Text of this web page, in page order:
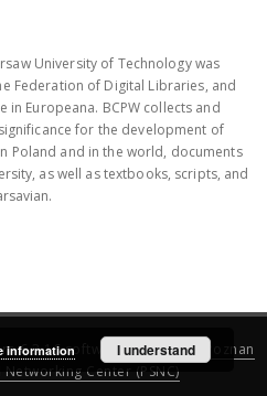
University of Technology was
Federation of Digital Libraries, and
in Europeana. BCPW collects and
for the development of
Poland and in the world, documents
as well as textbooks, scripts, and
6.3.16software created by
Poznan
Center (PSNC)
information I understand